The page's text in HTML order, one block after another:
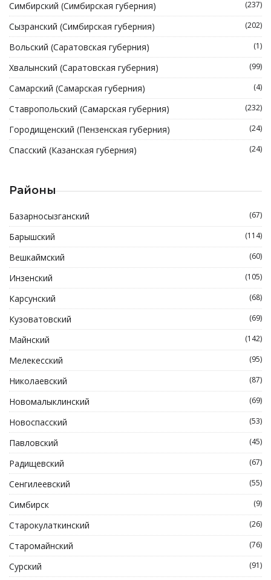
Симбирский (Симбирская губерния) (237)
Сызранский (Симбирская губерния) (202)
Вольский (Саратовская губерния) (1)
Хвалынский (Саратовская губерния) (99)
Самарский (Самарская губерния) (4)
Ставропольский (Самарская губерния) (232)
Городищенский (Пензенская губерния) (24)
Спасский (Казанская губерния) (24)
Районы
Базарносызганский (67)
Барышский (114)
Вешкаймский (60)
Инзенский (105)
Карсунский (68)
Кузоватовский (69)
Майнский (142)
Мелекесский (95)
Николаевский (87)
Новомалыклинский (69)
Новоспасский (53)
Павловский (45)
Радищевский (67)
Сенгилеевский (55)
Симбирск (9)
Старокулаткинский (26)
Старомайнский (76)
Сурский (91)